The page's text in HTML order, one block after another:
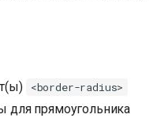
<border-radius>
для прямоугольника